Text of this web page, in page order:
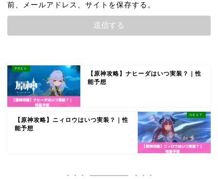
前、メールアドレス、サイトを保存する。
【原神攻略】ナヒーダはいつ実装？｜性
能予想
【原神攻略】ニィロウはいつ実装？｜性
能予想